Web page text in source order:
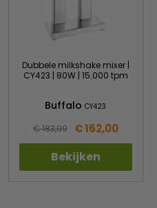
Dubbele milkshake mixer |
CY423 | 80W | 15.000 tpm
BuffaloCY423
€ 183,99 € 162,00
Bekijken